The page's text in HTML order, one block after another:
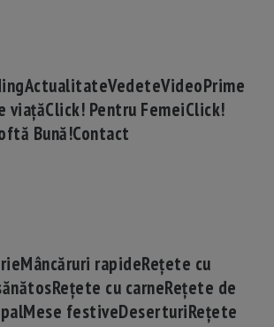
ActualitateVedeteVideoPrime
viațăClick! Pentru FemeiClick!
Bună!Contact
Mâncăruri rapideRețete cu
Rețete cu carneRețete de
Mese festiveDeserturiRețete